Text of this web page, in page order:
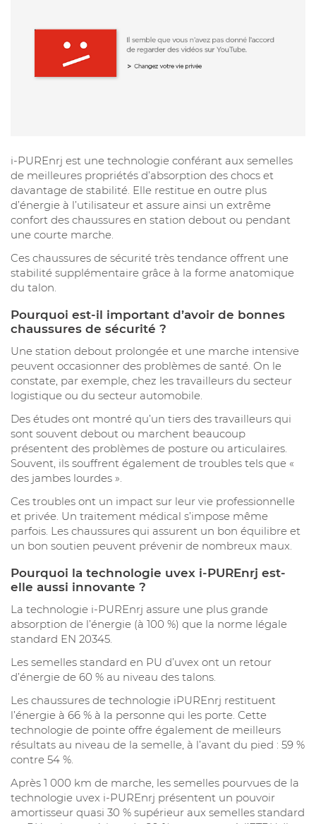
i-PUREnrj est une technologie conférant aux semelles
de meilleures propriétés d’absorption des chocs et
davantage de stabilité. Elle restitue en outre plus
d’énergie à l’utilisateur et assure ainsi un extrême
confort des chaussures en station debout ou pendant
une courte marche.
Ces chaussures de sécurité très tendance offrent une
stabilité supplémentaire grâce à la forme anatomique
du talon.
Pourquoi est-il important d’avoir de bonnes
chaussures de sécurité ?
Une station debout prolongée et une marche intensive
peuvent occasionner des problèmes de santé. On le
constate, par exemple, chez les travailleurs du secteur
logistique ou du secteur automobile.
Des études ont montré qu’un tiers des travailleurs qui
sont souvent debout ou marchent beaucoup
présentent des problèmes de posture ou articulaires.
Souvent, ils souffrent également de troubles tels que «
des jambes lourdes ».
Ces troubles ont un impact sur leur vie professionnelle
et privée. Un traitement médical s’impose même
parfois. Les chaussures qui assurent un bon équilibre et
un bon soutien peuvent prévenir de nombreux maux.
Pourquoi la technologie uvex i-PUREnrj est-
elle aussi innovante ?
La technologie i-PUREnrj assure une plus grande
absorption de l’énergie (à 100 %) que la norme légale
standard EN 20345.
Les semelles standard en PU d’uvex ont un retour
d’énergie de 60 % au niveau des talons.
Les chaussures de technologie iPUREnrj restituent
l’énergie à 66 % à la personne qui les porte. Cette
technologie de pointe offre également de meilleurs
résultats au niveau de la semelle, à l’avant du pied : 59 %
contre 54 %.
Après 1 000 km de marche, les semelles pourvues de la
technologie uvex i-PUREnrj présentent un pouvoir
amortisseur quasi 30 % supérieur aux semelles standard